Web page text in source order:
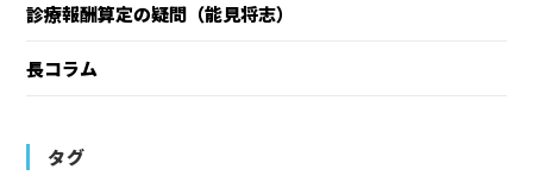
診療報酬算定の疑問（能見将志）
長コラム
タグ